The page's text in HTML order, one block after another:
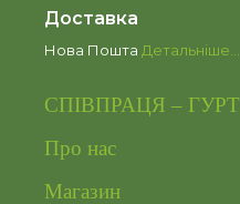
Доставка
Нова Пошта Детальніше…
СПІВПРАЦЯ – ГУРТ
Про нас
Магазин